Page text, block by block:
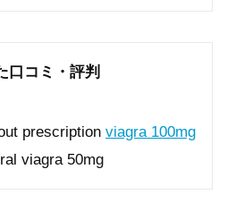
口コミ・評判
prescription viagra 100mg
viagra 50mg